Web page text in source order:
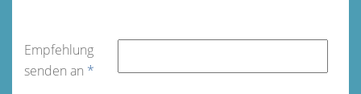
Empfehlung
senden an *